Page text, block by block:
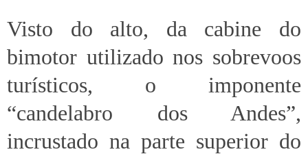
Visto do alto, da cabine do
bimotor utilizado nos sobrevoos
turísticos, o imponente
“candelabro dos Andes”,
incrustado na parte superior do